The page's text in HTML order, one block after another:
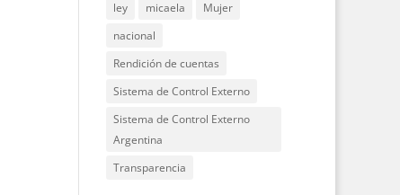
ley
micaela
Mujer
nacional
Rendición de cuentas
Sistema de Control Externo
Sistema de Control Externo
Argentina
Transparencia